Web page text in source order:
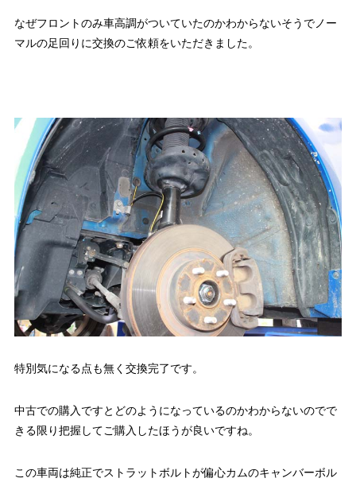
なぜフロントのみ車高調がついていたのかわからないそうでノー
マルの足回りに交換のご依頼をいただきました。
特別気になる点も無く交換完了です。
中古での購入ですとどのようになっているのかわからないのでで
きる限り把握してご購入したほうが良いですね。
この車両は純正でストラットボルトが偏心カムのキャンバーボル